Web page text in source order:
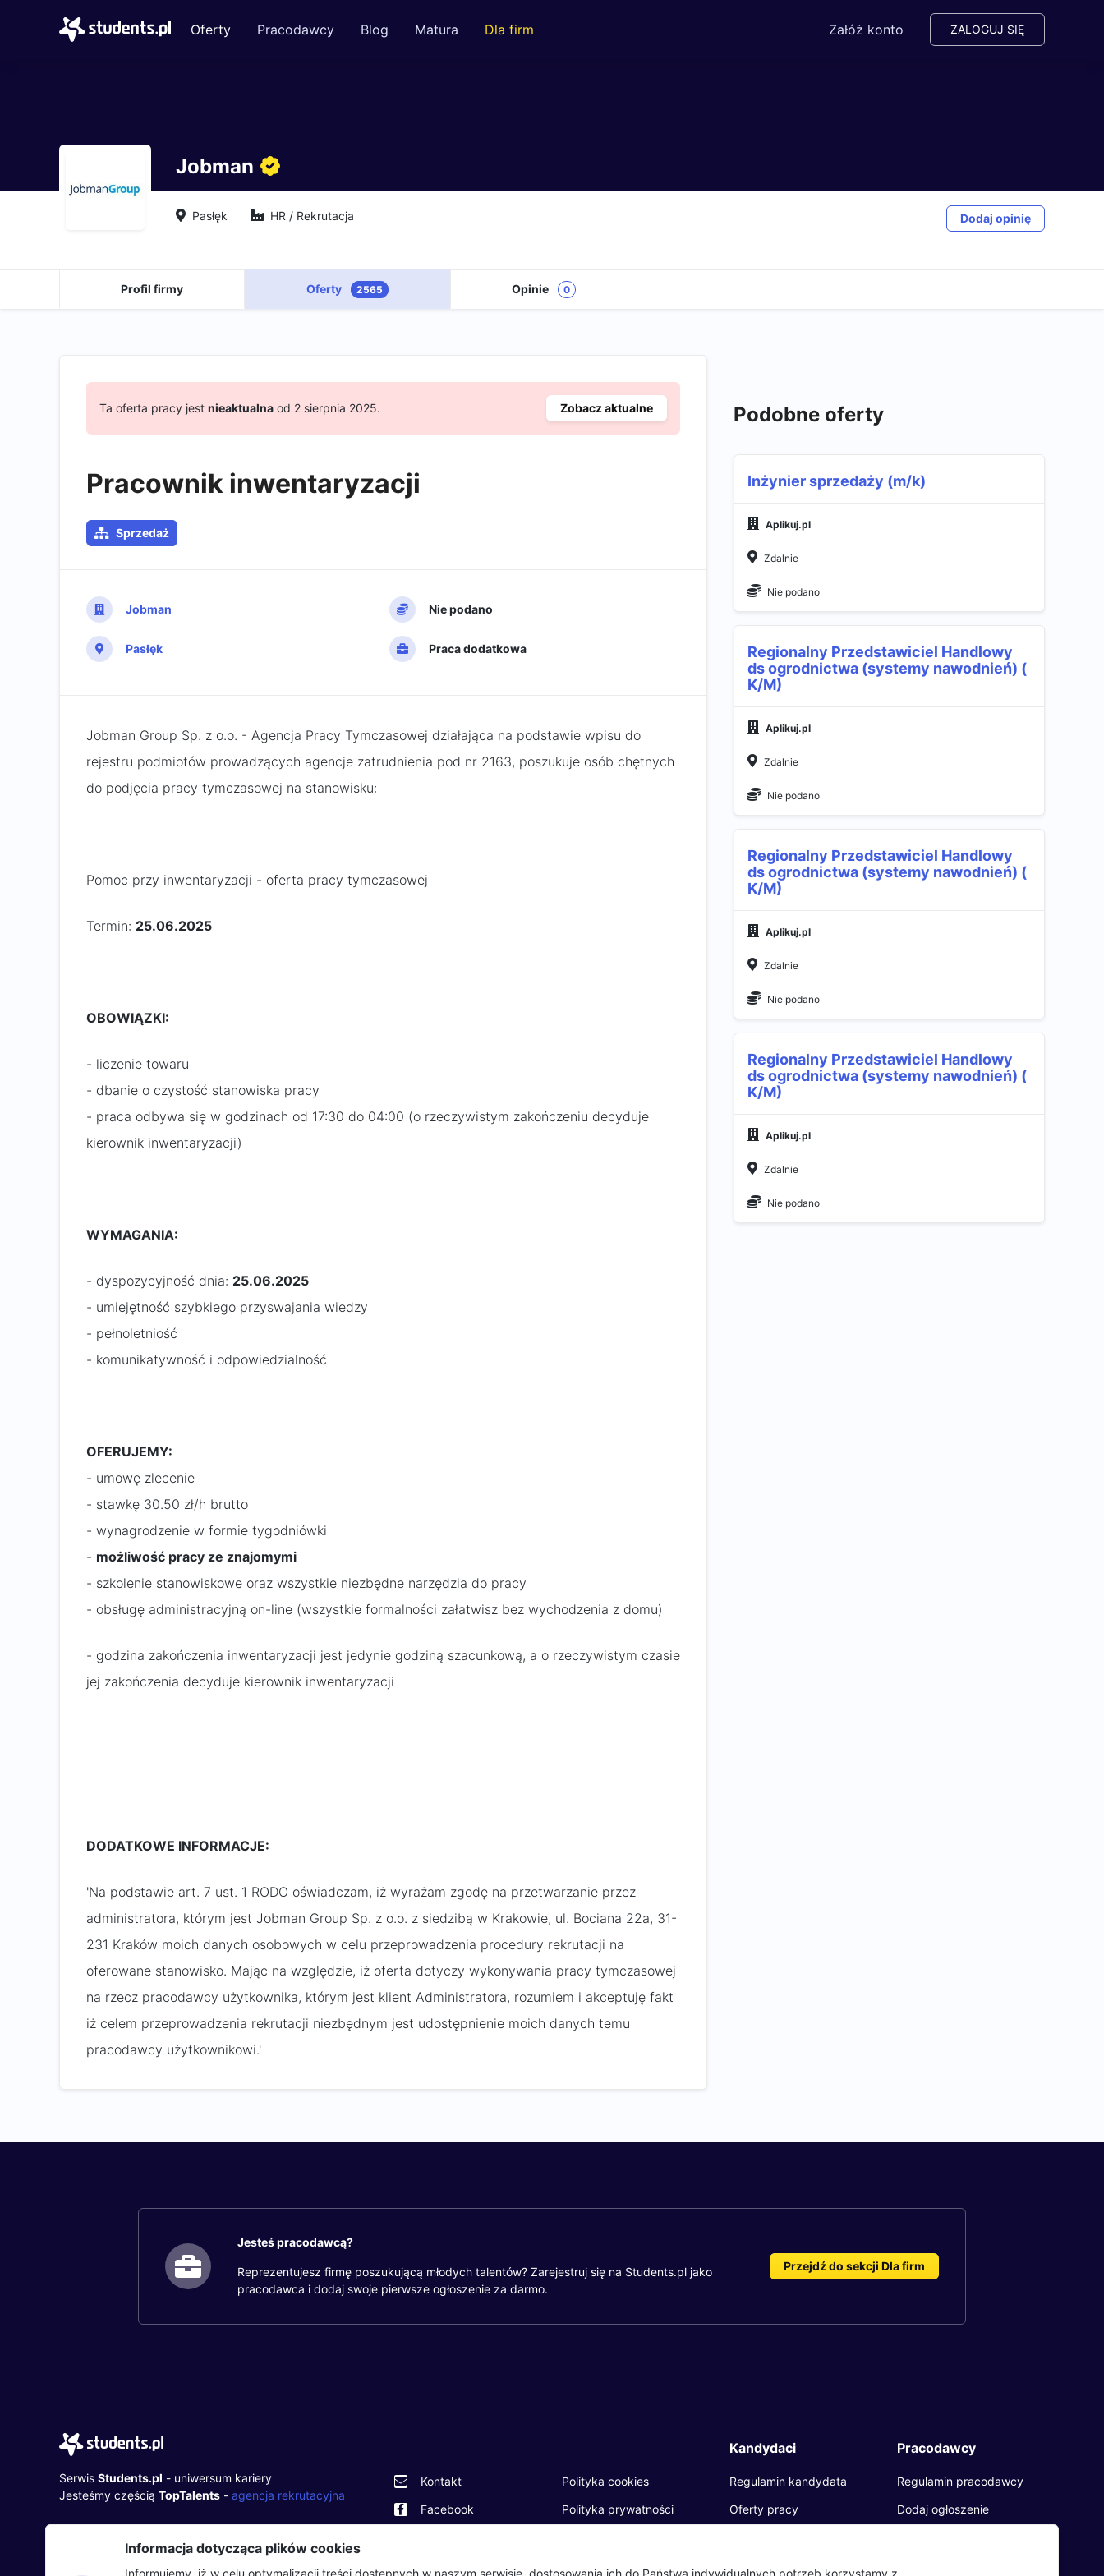
Oferty Pracodawcy Blog Matura Dla firm Załóż konto ZALOGUJ SIĘ
Jobman
Pasłęk HR / Rekrutacja Dodaj opinię
Profil firmy Oferty 2565 Opinie 0
Ta oferta pracy jest nieaktualna od 2 sierpnia 2025. Zobacz aktualne
Pracownik inwentaryzacji
Sprzedaż
Jobman
Pasłęk
Nie podano
Praca dodatkowa
Jobman Group Sp. z o.o. - Agencja Pracy Tymczasowej działająca na podstawie wpisu do
rejestru podmiotów prowadzących agencje zatrudnienia pod nr 2163, poszukuje osób chętnych
do podjęcia pracy tymczasowej na stanowisku:
Pomoc przy inwentaryzacji - oferta pracy tymczasowej
Termin: 25.06.2025
OBOWIĄZKI:
- liczenie towaru
- dbanie o czystość stanowiska pracy
- praca odbywa się w godzinach od 17:30 do 04:00 (o rzeczywistym zakończeniu decyduje
kierownik inwentaryzacji)
WYMAGANIA:
- dyspozycyjność dnia: 25.06.2025
- umiejętność szybkiego przyswajania wiedzy
- pełnoletniość
- komunikatywność i odpowiedzialność
OFERUJEMY:
- umowę zlecenie
- stawkę 30.50 zł/h brutto
- wynagrodzenie w formie tygodniówki
- możliwość pracy ze znajomymi
- szkolenie stanowiskowe oraz wszystkie niezbędne narzędzia do pracy
- obsługę administracyjną on-line (wszystkie formalności załatwisz bez wychodzenia z domu)
- godzina zakończenia inwentaryzacji jest jedynie godziną szacunkową, a o rzeczywistym czasie
jej zakończenia decyduje kierownik inwentaryzacji
DODATKOWE INFORMACJE:
'Na podstawie art. 7 ust. 1 RODO oświadczam, iż wyrażam zgodę na przetwarzanie przez
administratora, którym jest Jobman Group Sp. z o.o. z siedzibą w Krakowie, ul. Bociana 22a, 31-
231 Kraków moich danych osobowych w celu przeprowadzenia procedury rekrutacji na
oferowane stanowisko. Mając na względzie, iż oferta dotyczy wykonywania pracy tymczasowej
na rzecz pracodawcy użytkownika, którym jest klient Administratora, rozumiem i akceptuję fakt
iż celem przeprowadzenia rekrutacji niezbędnym jest udostępnienie moich danych temu
pracodawcy użytkownikowi.'
Podobne oferty
Inżynier sprzedaży (m/k)
Aplikuj.pl
Zdalnie
Nie podano
Regionalny Przedstawiciel Handlowy
ds ogrodnictwa (systemy nawodnień) (
K/M)
Aplikuj.pl
Zdalnie
Nie podano
Regionalny Przedstawiciel Handlowy
ds ogrodnictwa (systemy nawodnień) (
K/M)
Aplikuj.pl
Zdalnie
Nie podano
Regionalny Przedstawiciel Handlowy
ds ogrodnictwa (systemy nawodnień) (
K/M)
Aplikuj.pl
Zdalnie
Nie podano
Jesteś pracodawcą?
Reprezentujesz firmę poszukującą młodych talentów? Zarejestruj się na Students.pl jako
pracodawca i dodaj swoje pierwsze ogłoszenie za darmo.
Przejdź do sekcji Dla firm
Serwis Students.pl - uniwersum kariery
Jesteśmy częścią TopTalents - agencja rekrutacyjna
ul. Twarda 18, 00-105 Warszawa
+48 518 637 436
Kontakt
Facebook
Polityka cookies
Polityka prywatności
Kandydaci
Regulamin kandydata
Oferty pracy
Pracodawcy
Regulamin pracodawcy
Dodaj ogłoszenie
Informacja dotycząca plików cookies
Informujemy, iż w celu optymalizacji treści dostępnych w naszym serwisie, dostosowania ich do Państwa indywidualnych potrzeb korzystamy z